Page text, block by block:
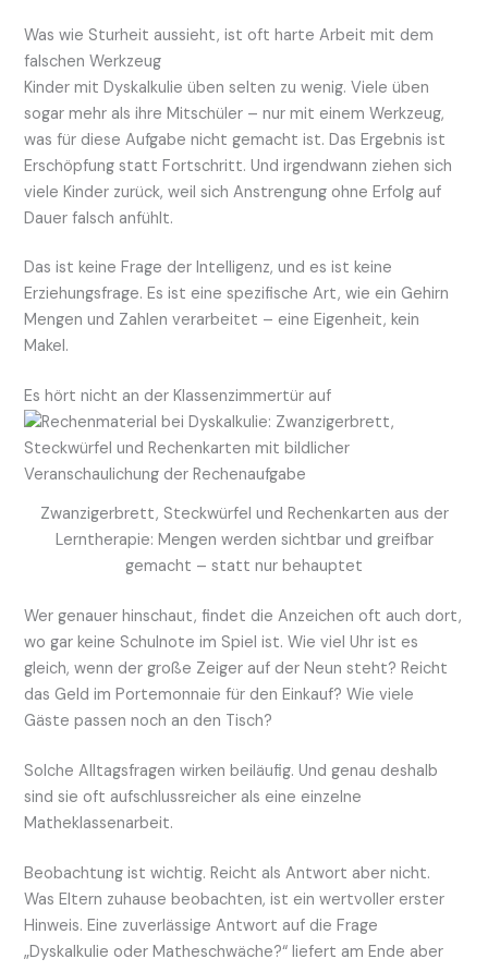
Was wie Sturheit aussieht, ist oft harte Arbeit mit dem
falschen Werkzeug
Kinder mit Dyskalkulie üben selten zu wenig. Viele üben
sogar mehr als ihre Mitschüler – nur mit einem Werkzeug,
was für diese Aufgabe nicht gemacht ist. Das Ergebnis ist
Erschöpfung statt Fortschritt. Und irgendwann ziehen sich
viele Kinder zurück, weil sich Anstrengung ohne Erfolg auf
Dauer falsch anfühlt.
Das ist keine Frage der Intelligenz, und es ist keine
Erziehungsfrage. Es ist eine spezifische Art, wie ein Gehirn
Mengen und Zahlen verarbeitet – eine Eigenheit, kein
Makel.
Es hört nicht an der Klassenzimmertür auf
Zwanzigerbrett, Steckwürfel und Rechenkarten aus der
Lerntherapie: Mengen werden sichtbar und greifbar
gemacht – statt nur behauptet
Wer genauer hinschaut, findet die Anzeichen oft auch dort,
wo gar keine Schulnote im Spiel ist. Wie viel Uhr ist es
gleich, wenn der große Zeiger auf der Neun steht? Reicht
das Geld im Portemonnaie für den Einkauf? Wie viele
Gäste passen noch an den Tisch?
Solche Alltagsfragen wirken beiläufig. Und genau deshalb
sind sie oft aufschlussreicher als eine einzelne
Matheklassenarbeit.
Beobachtung ist wichtig. Reicht als Antwort aber nicht.
Was Eltern zuhause beobachten, ist ein wertvoller erster
Hinweis. Eine zuverlässige Antwort auf die Frage
„Dyskalkulie oder Matheschwäche?“ liefert am Ende aber